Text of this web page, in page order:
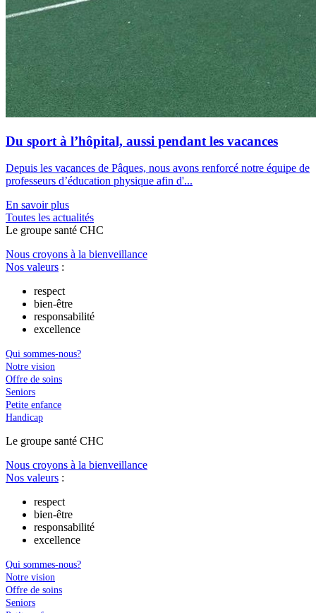
Du sport à l’hôpital, aussi pendant les vacances
Depuis les vacances de Pâques, nous avons renforcé notre équipe de
professeurs d’éducation physique afin d'...
En savoir plus
Toutes les actualités
Le groupe santé CHC
Nous croyons à la bienveillance
Nos valeurs :
respect
bien-être
responsabilité
excellence
Qui sommes-nous?
Notre vision
Offre de soins
Seniors
Petite enfance
Handicap
Le groupe santé CHC
Nous croyons à la bienveillance
Nos valeurs :
respect
bien-être
responsabilité
excellence
Qui sommes-nous?
Notre vision
Offre de soins
Seniors